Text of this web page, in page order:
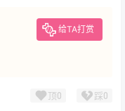
给TA打赏
顶0 踩0